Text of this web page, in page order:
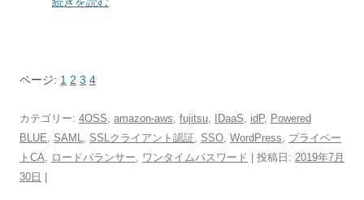
ページ: 1 2 3 4
カテゴリー: 4OSS amazon-aws fujitsu IDaaS idP, Powered
BLUE
SAML SSLクライアント認証 SSO WordPress
プライベー
トCA
ロードバランサー ワンタイムパスワード | 投稿日: 2019年7月
30日